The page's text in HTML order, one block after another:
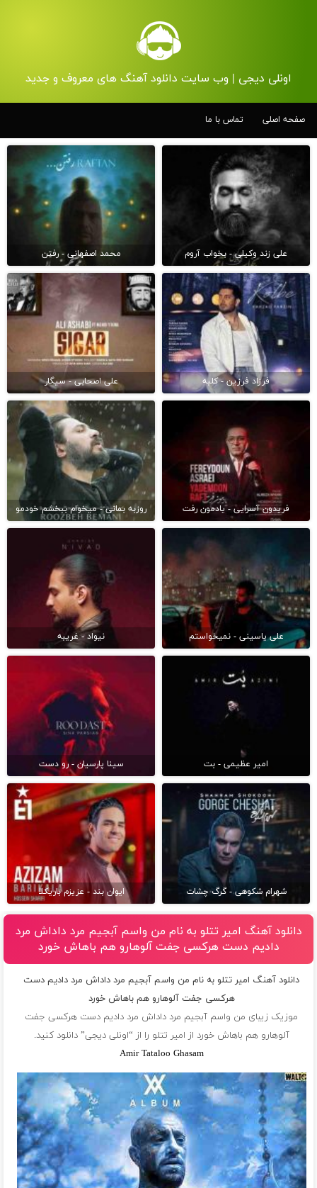
اونلی دیجی | وب سایت دانلود آهنگ های معروف و جدید
صفحه اصلی تماس با ما
علی زند وکیلی - بخواب آروم محمد اصفهانی - رفتن
فرزاد فرزین - کلبه علی اصحابی - سیگار
فریدون آسرایی - یادمون رفت روزبه بمانی - میخوام ببخشم خودمو
علی یاسینی - نمیخواستم نیواد - غریبه
امیر عظیمی - بت سینا پارسیان - رو دست
شهرام شکوهی - گرگ چشات ایوان بند - عزیزم باریکلا
دانلود آهنگ امیر تتلو به نام من واسم آبجیم مرد داداش مرد
دادیم دست هرکسی جفت آلوهارو هم باهاش خورد
دانلود آهنگ امیر تتلو به نام من واسم آبجیم مرد داداش مرد دادیم دست
هرکسی جفت آلوهارو هم باهاش خورد
موزیک زیبای من واسم آبجیم مرد داداش مرد دادیم دست هرکسی جفت
آلوهارو هم باهاش خورد از امیر تتلو را از “اونلی دیجی” دانلود کنید.
Amir Tataloo Ghasam